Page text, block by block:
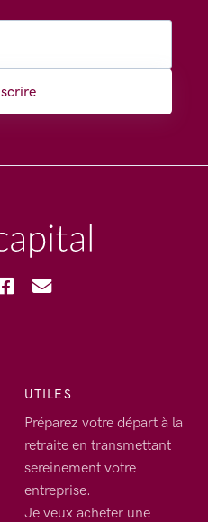
UTILES
Préparez votre départ à la
retraite en transmettant
sereinement votre
entreprise.
Je veux acheter une